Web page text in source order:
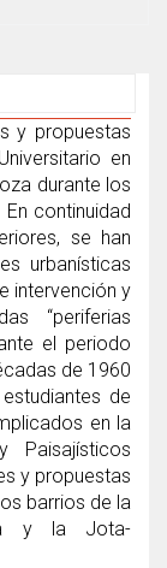
y propuestas
en
durante los
continuidad
se han
urbanísticas
intervención y
“periferias
el periodo
de 1960
de
en la
Paisajísticos
y propuestas
barrios de la
y la Jota-